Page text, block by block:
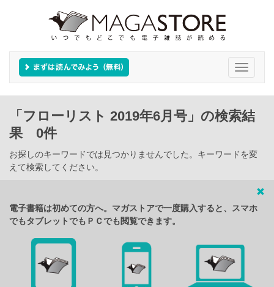
Toggle
「フローリスト 2019年6月号」の検索結
果 0件
お探しのキーワードでは見つかりませんでした。キーワードを変
えて検索してください。
電子書籍は初めての方へ。マガストアで一度購入すると、スマホ
でもタブレットでもＰＣでも閲覧できます。